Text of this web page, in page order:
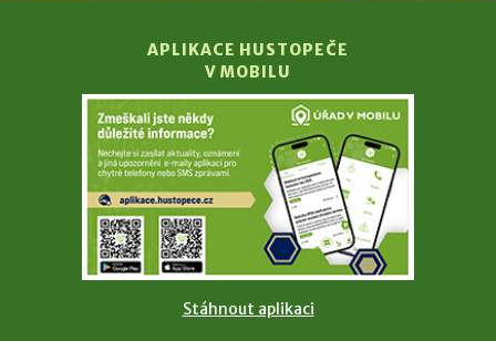
APLIKACE HUSTOPEČE
V MOBILU
Stáhnout aplikaci